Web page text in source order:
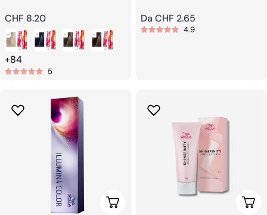
Prezzo
regolare
CHF 8.20
+84
5
Prezzo
regolare
Da CHF 2.65
4.9
Scegli Le Opzioni